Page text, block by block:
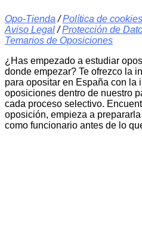
Opo-Tienda /Política de cookies
Aviso Legal/Protección de
Temarios de Oposiciones
¿Has empezado a estudiar
donde empezar? Te ofrezco la
para opositar en España con la
oposiciones dentro de nuestro
cada proceso selectivo.
oposición, empieza a
como funcionario antes de lo